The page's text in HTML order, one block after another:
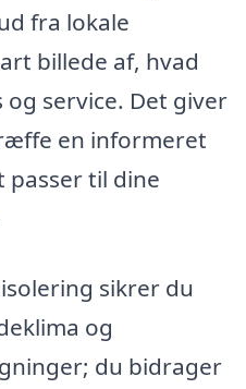
fra lokale
billede af, hvad
service. Det giver
en informeret
passer til dine
sikrer du
og
du bidrager